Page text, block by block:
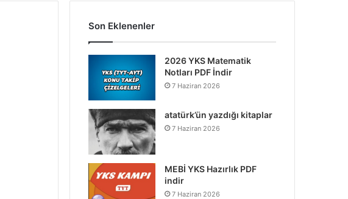
Son Eklenenler
2026 YKS Matematik
Notları PDF İndir
7 Haziran 2026
atatürk’ün yazdığı kitaplar
7 Haziran 2026
MEBİ YKS Hazırlık PDF
indir
7 Haziran 2026